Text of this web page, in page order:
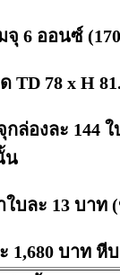
จุ 6 ออนซ์
TD 78 x H
กล่องละ 144
น
ใบละ 13 บาท
1,680 บาท หี